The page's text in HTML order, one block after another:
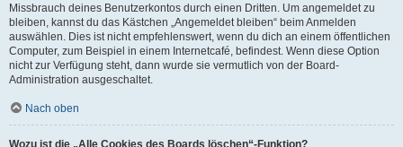
Missbrauch deines Benutzerkontos durch einen Dritten. Um angemeldet zu
bleiben, kannst du das Kästchen „Angemeldet bleiben“ beim Anmelden
auswählen. Dies ist nicht empfehlenswert, wenn du dich an einem öffentlichen
Computer, zum Beispiel in einem Internetcafé, befindest. Wenn diese Option
nicht zur Verfügung steht, dann wurde sie vermutlich von der Board-
Administration ausgeschaltet.
Nach oben
Wozu ist die „Alle Cookies des Boards löschen“-Funktion?